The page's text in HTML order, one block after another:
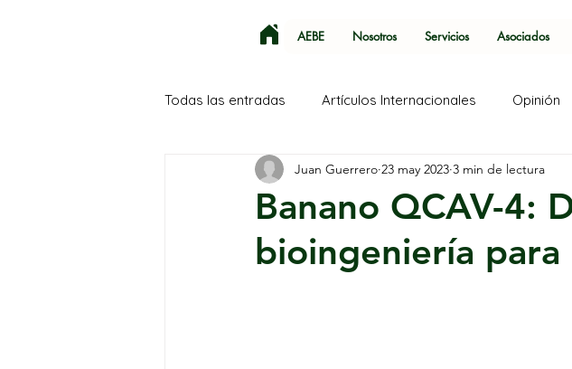
AEBE Nosotros Servicios Asociados
Todas las entradas Artículos Internacionales Opinión
Corea del Sur
Banano QCAV-4:
bioingeniería para
Juan Guerrero 23 may 2023 3 min de lectura